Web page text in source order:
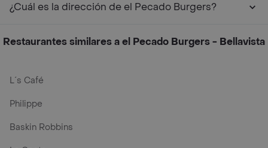
¿Cuál es la dirección de el Pecado Burgers?
Restaurantes similares a el Pecado Burgers - Bellavista
L´s Café
Philippe
Baskin Robbins